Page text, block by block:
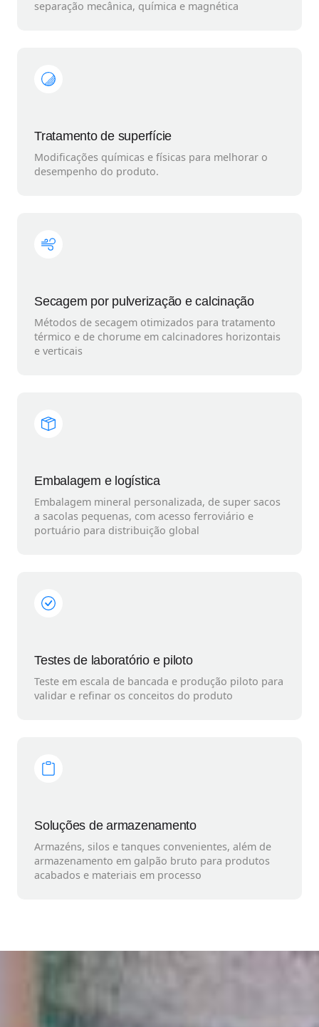
separação mecânica, química e magnética
Tratamento de superfície
Modificações químicas e físicas para melhorar o
desempenho do produto.
Secagem por pulverização e calcinação
Métodos de secagem otimizados para tratamento
térmico e de chorume em calcinadores horizontais
e verticais
Embalagem e logística
Embalagem mineral personalizada, de super sacos
a sacolas pequenas, com acesso ferroviário e
portuário para distribuição global
Testes de laboratório e piloto
Teste em escala de bancada e produção piloto para
validar e refinar os conceitos do produto
Soluções de armazenamento
Armazéns, silos e tanques convenientes, além de
armazenamento em galpão bruto para produtos
acabados e materiais em processo